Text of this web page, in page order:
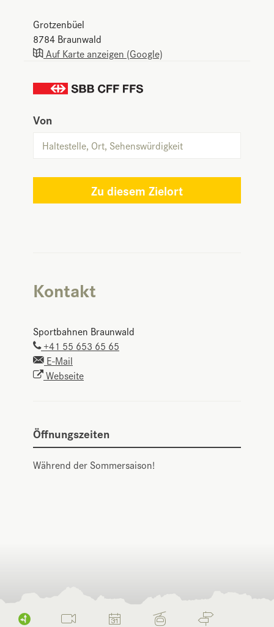
Grotzenbüel
8784 Braunwald
Auf Karte anzeigen (Google)
Von
Zu diesem Zielort
Kontakt
Sportbahnen Braunwald
+41 55 653 65 65
E-Mail
Webseite
Öffnungszeiten
Während der Sommersaison!